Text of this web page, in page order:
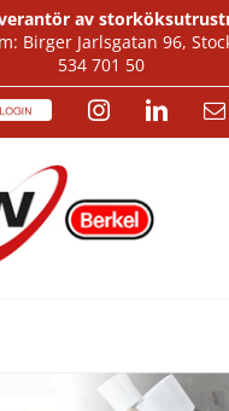
av
Birger Jarlsgatan 96,
534 701 50
Instagram